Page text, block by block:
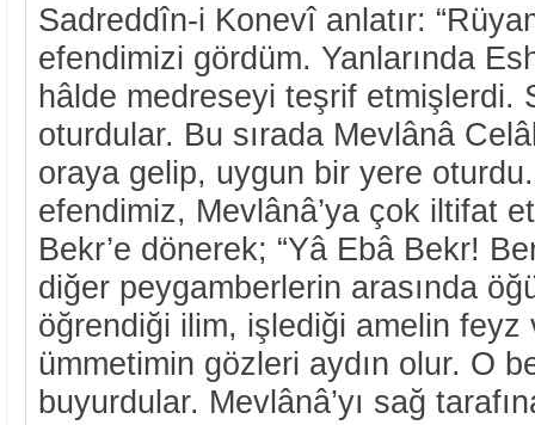
Sadreddîn-i Konevî anlatır:
efendimizi gördüm. Yanlarında
hâlde medreseyi teşrif etmişlerdi.
oturdular. Bu sırada Mevlânâ
oraya gelip, uygun bir yere
efendimiz, Mevlânâ’ya çok iltifat
Bekr’e dönerek; “Yâ Ebâ Bekr!
diğer peygamberlerin arasında
öğrendiği ilim, işlediği amelin feyz
ümmetimin gözleri aydın olur. O
buyurdular. Mevlânâ’yı sağ